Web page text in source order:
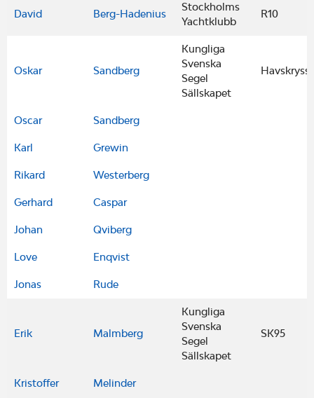
David Berg-Hadenius
Stockholms
Yachtklubb
R10
Oskar Sandberg
Kungliga
Svenska
Segel
Sällskapet
Oscar Sandberg
Karl Grewin
Rikard Westerberg
Gerhard Caspar
Johan Qviberg
Love Enqvist
Jonas Rude
Erik Malmberg
Kungliga
Svenska
Segel
Sällskapet
SK95
Kristoffer Melinder